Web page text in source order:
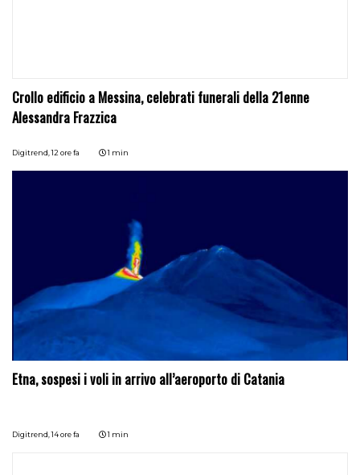
Crollo edificio a Messina, celebrati funerali della 21enne
Alessandra Frazzica
Digitrend,12 ore fa 1 min
Etna, sospesi i voli in arrivo all’aeroporto di Catania
Digitrend,14 ore fa 1 min